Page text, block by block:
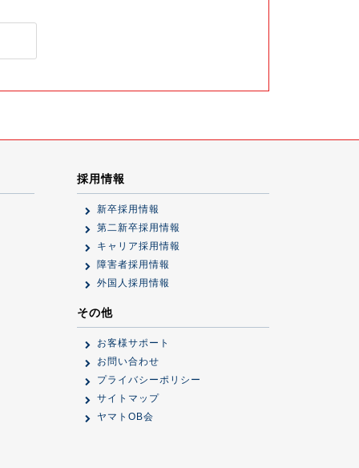
採用情報
新卒採用情報
第二新卒採用情報
キャリア採用情報
障害者採用情報
外国人採用情報
その他
お客様サポート
お問い合わせ
プライバシーポリシー
サイトマップ
ヤマトOB会